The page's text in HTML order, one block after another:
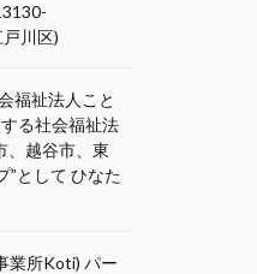
川区)
福祉法人こと
る社会福祉法
、越谷市、東
”として ひなた
業所Koti) パー